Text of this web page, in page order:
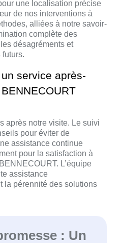
une localisation précise
de nos interventions à
alliées à notre savoir-
complète des
désagréments et
service après-
après notre visite. Le suivi
pour éviter de
assistance continue
pour la satisfaction à
L’équipe
assistance
la pérennité des solutions
: Un